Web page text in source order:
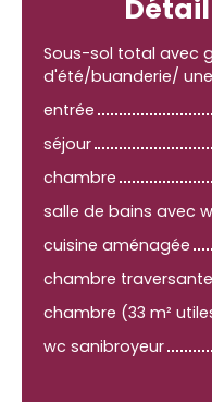
Détail
Sous-sol total avec
d'été/buanderie/
entrée
séjour
chambre
salle de bains avec
cuisine aménagée
chambre
chambre (33 m²
wc sanibroyeur